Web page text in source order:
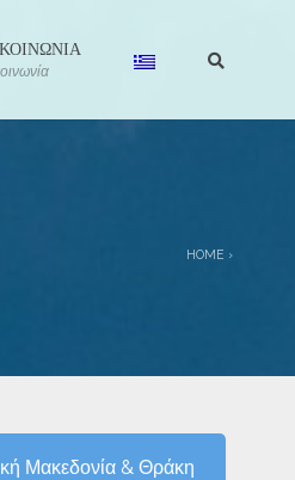
HOME ›
Μακεδονία & Θράκη